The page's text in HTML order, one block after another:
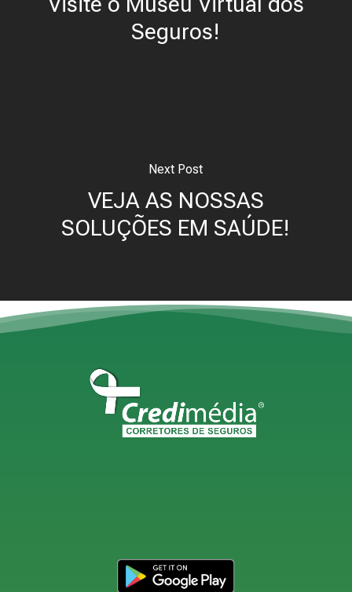
Seguros!
Next Post
VEJA AS NOSSAS
SOLUÇÕES EM SAÚDE!